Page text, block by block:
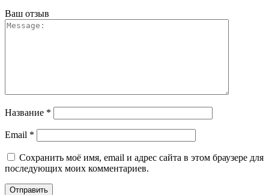
Ваш отзыв
Название *
Email *
Сохранить моё имя, email и адрес сайта в этом браузере для
последующих моих комментариев.